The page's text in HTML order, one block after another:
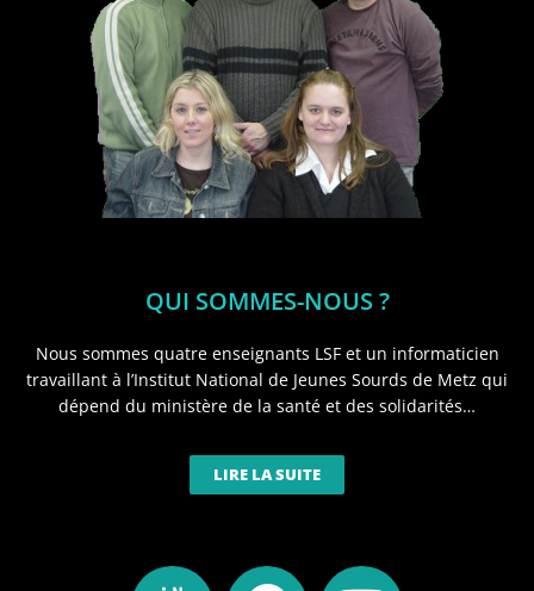
QUI SOMMES-NOUS ?
Nous sommes quatre enseignants LSF et un informaticien
travaillant à l’Institut National de Jeunes Sourds de Metz qui
dépend du ministère de la santé et des solidarités…
LIRE LA SUITE